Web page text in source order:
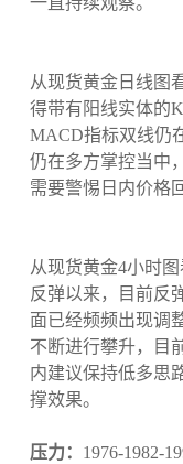
从现货黄金日线图
得带有阳线实体的
MACD指标双线仍
仍在多方掌控当中
需要警惕日内价格
从现货黄金4小时
反弹以来，目前反
面已经频频出现调
不断进行攀升，目
内建议保持低多思
撑效果。
压力： 1976-1982-